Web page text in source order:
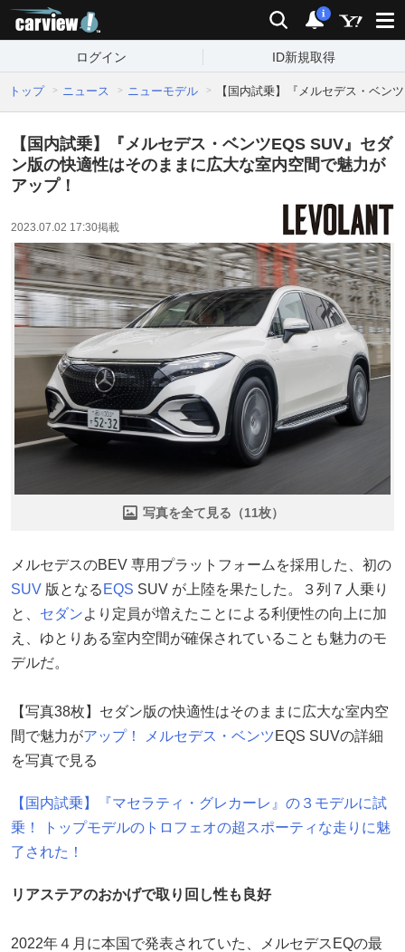
検索 通知
i
ログイン ID新規取得
トップ ニュース ニューモデル 【国内試乗】『メルセデス・ベン
【国内試乗】『メルセデス・ベンツEQS SUV』セダ
ン版の快適性はそのままに広大な室内空間で魅力が
アップ！
2023.07.02 17:30掲載
写真を全て見る（11枚）
メルセデスのBEV 専用プラットフォームを採用した、初の
SUV 版となる EQS SUV が上陸を果たした。３列７人乗り
と、 セダンより定員が増えたことによる利便性の向上に加
え、ゆとりある室内空間が確保されていることも魅力のモ
デルだ。
【写真38枚】セダン版の快適性はそのままに広大な室内空
間で魅力がアップ！ メルセデス・ベンツEQS SUVの詳細
を写真で見る
【国内試乗】『マセラティ・グレカーレ』の３モデルに試
乗！ トップモデルのトロフェオの超スポーティな走りに魅
了された！
リアステアのおかげで取り回し性も良好
2022年４月に本国で発表されていた、メルセデスEQの最